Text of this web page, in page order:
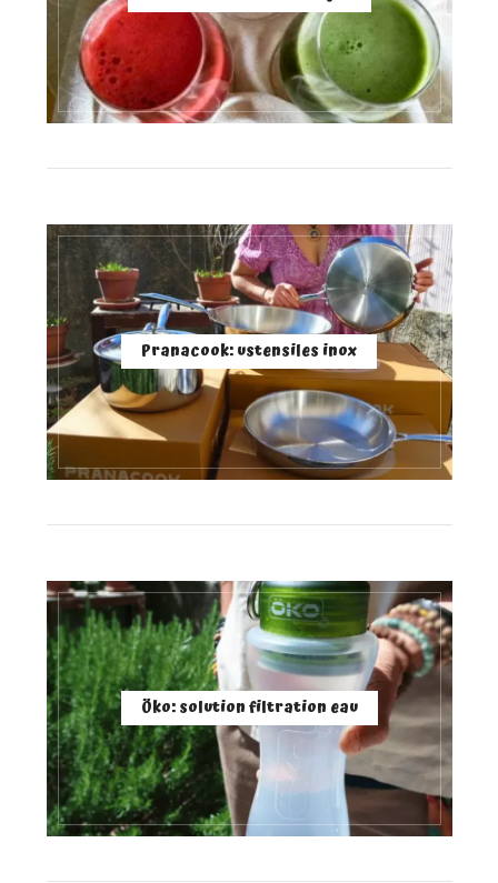
Pranacook: ustensiles inox
Öko: solution filtration eau